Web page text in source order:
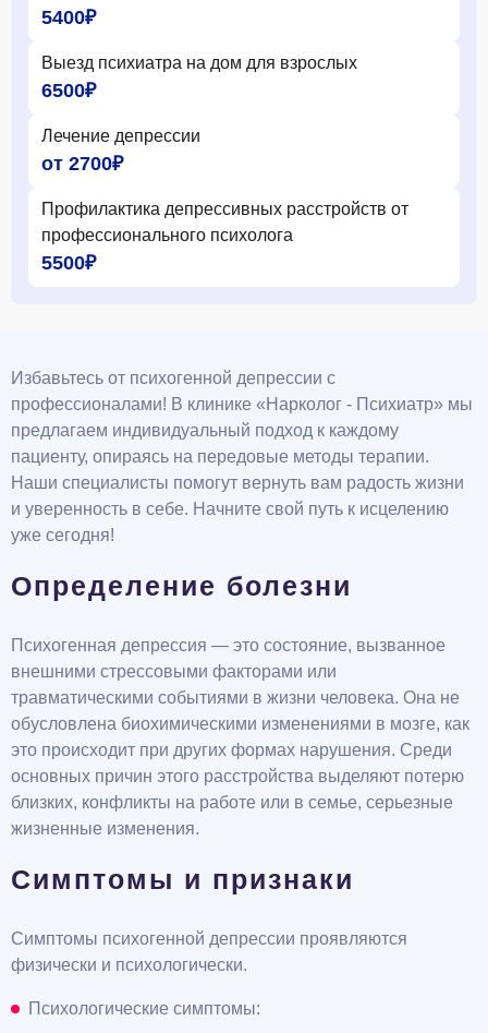
5400₽
Выезд психиатра на дом для взрослых
6500₽
Лечение депрессии
от 2700₽
Профилактика депрессивных расстройств от
профессионального психолога
5500₽
Избавьтесь от психогенной депрессии с
профессионалами! В клинике «Нарколог - Психиатр» мы
предлагаем индивидуальный подход к каждому
пациенту, опираясь на передовые методы терапии.
Наши специалисты помогут вернуть вам радость жизни
и уверенность в себе. Начните свой путь к исцелению
уже сегодня!
Определение болезни
Психогенная депрессия — это состояние, вызванное
внешними стрессовыми факторами или
травматическими событиями в жизни человека. Она не
обусловлена биохимическими изменениями в мозге, как
это происходит при других формах нарушения. Среди
основных причин этого расстройства выделяют потерю
близких, конфликты на работе или в семье, серьезные
жизненные изменения.
Симптомы и признаки
Симптомы психогенной депрессии проявляются
физически и психологически.
Психологические симптомы: